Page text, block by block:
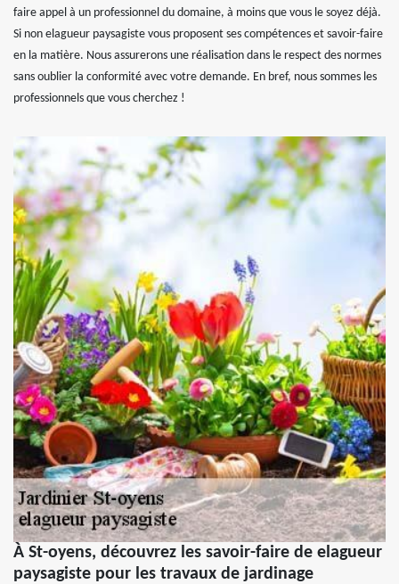
faire appel à un professionnel du domaine, à moins que vous le soyez déjà.
Si non elagueur paysagiste vous proposent ses compétences et savoir-faire
en la matière. Nous assurerons une réalisation dans le respect des normes
sans oublier la conformité avec votre demande. En bref, nous sommes les
professionnels que vous cherchez !
À St-oyens, découvrez les savoir-faire de elagueur
paysagiste pour les travaux de jardinage